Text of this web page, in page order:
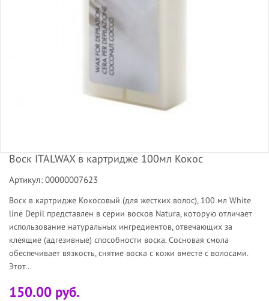
Воск ITALWAX в картридже 100мл Кокос
Артикул: 00000007623
Воск в картридже Кокосовый (для жестких волос), 100 мл White
line Depil представлен в серии восков Natura, которую отличает
использование натуральных ингредиентов, отвечающих за
клеящие (адгезивные) способности воска. Сосновая смола
обеспечивает вязкость, снятие воска с кожи вместе с волосами.
Этот...
150.00 руб.